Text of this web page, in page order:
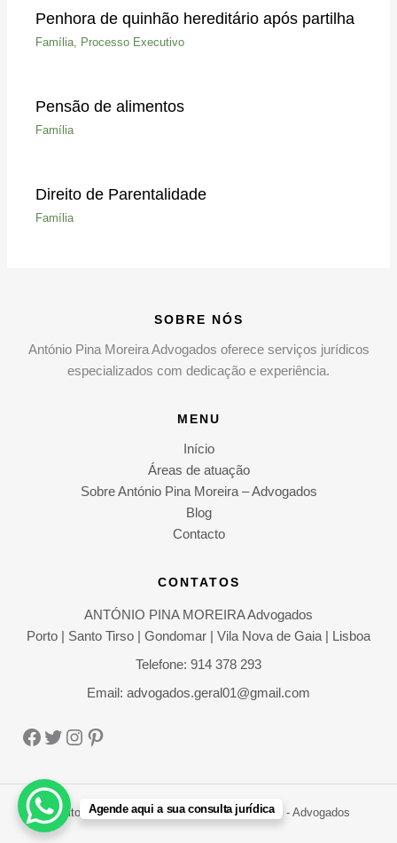
Penhora de quinhão hereditário após partilha
Família, Processo Executivo
Pensão de alimentos
Família
Direito de Parentalidade
Família
SOBRE NÓS
António Pina Moreira Advogados oferece serviços jurídicos
especializados com dedicação e experiência.
MENU
Início
Áreas de atuação
Sobre António Pina Moreira – Advogados
Blog
Contacto
CONTATOS
ANTÓNIO PINA MOREIRA Advogados
Porto | Santo Tirso | Gondomar | Vila Nova de Gaia | Lisboa
Telefone: 914 378 293
Email: advogados.geral01@gmail.com
Facebook
Twitter
Instagram
Pinterest
Direitos Autorais © 2026 António Pina Moreira - Advogados
Agende aqui a sua consulta jurídica